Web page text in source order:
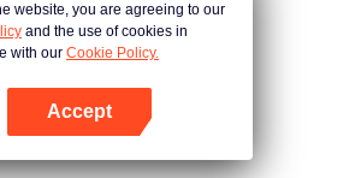
破苍穹 第三季
全职法师 第1季
website, you are agreeing to our
and the use of cookies in
with our Cookie Policy.
Accept